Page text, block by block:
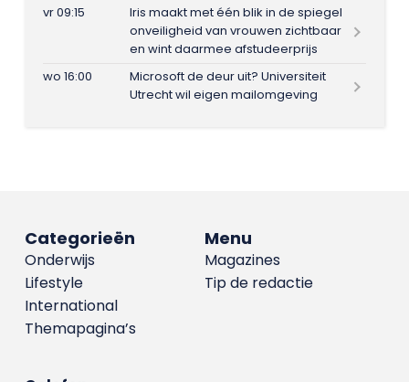
vr 09:15
Iris maakt met één blik in de spiegel
onveiligheid van vrouwen zichtbaar
en wint daarmee afstudeerprijs
wo 16:00
Microsoft de deur uit? Universiteit
Utrecht wil eigen mailomgeving
Menu
Magazines
Tip de redactie
Categorieën
Onderwijs
Lifestyle
International
Themapagina’s